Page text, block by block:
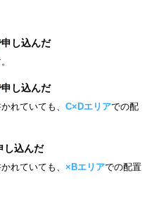
し込んだ
し込んだ
れていても、C×Dエリアでの配
し込んだ
れていても、×Bエリアでの配置